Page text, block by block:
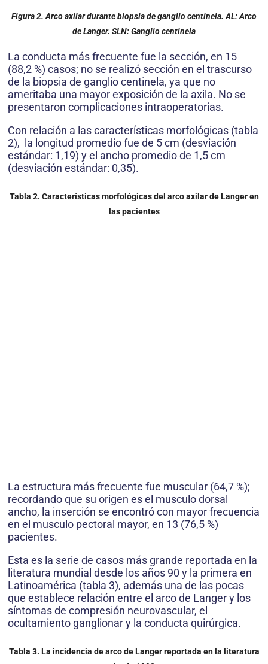
Figura 2. Arco axilar durante biopsia de ganglio centinela. AL: Arco
de Langer. SLN: Ganglio centinela
La conducta más frecuente fue la sección, en 15
(88,2 %) casos; no se realizó sección en el trascurso
de la biopsia de ganglio centinela, ya que no
ameritaba una mayor exposición de la axila. No se
presentaron complicaciones intraoperatorias.
Con relación a las características morfológicas (tabla
2), la longitud promedio fue de 5 cm (desviación
estándar: 1,19) y el ancho promedio de 1,5 cm
(desviación estándar: 0,35).
Tabla 2. Características morfológicas del arco axilar de Langer en
las pacientes
La estructura más frecuente fue muscular (64,7 %);
recordando que su origen es el musculo dorsal
ancho, la inserción se encontró con mayor frecuencia
en el musculo pectoral mayor, en 13 (76,5 %)
pacientes.
Esta es la serie de casos más grande reportada en la
literatura mundial desde los años 90 y la primera en
Latinoamérica (tabla 3), además una de las pocas
que establece relación entre el arco de Langer y los
síntomas de compresión neurovascular, el
ocultamiento ganglionar y la conducta quirúrgica.
Tabla 3. La incidencia de arco de Langer reportada en la literatura